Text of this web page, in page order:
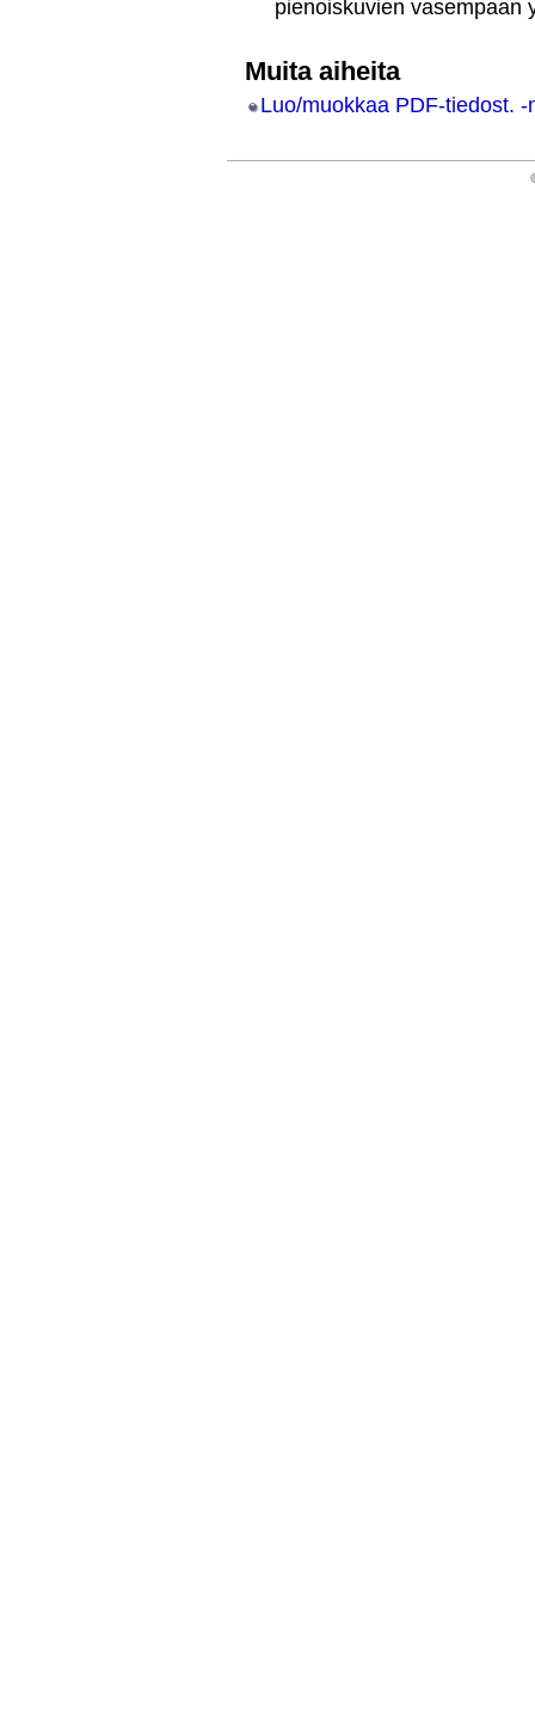
pienoiskuvien vasempaan
Muita aiheita
Luo/muokkaa PDF-tiedost. -